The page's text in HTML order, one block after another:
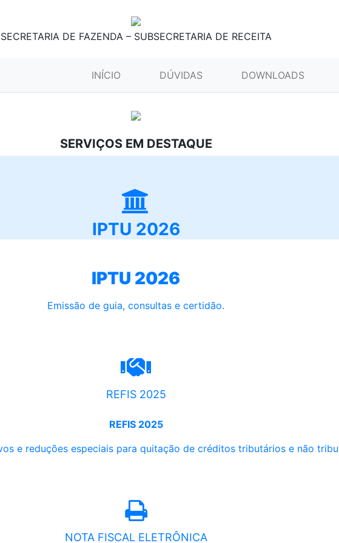
SECRETARIA DE FAZENDA – SUBSECRETARIA DE RECEITA
INÍCIO (CURRENT)DÚVIDAS DOWNLOADS
SERVIÇOS EM DESTAQUE
IPTU 2026
IPTU 2026
Emissão de guia, consultas e certidão.
REFIS 2025
REFIS 2025
e reduções especiais para quitação de créditos tributários e não
NOTA FISCAL ELETRÔNICA